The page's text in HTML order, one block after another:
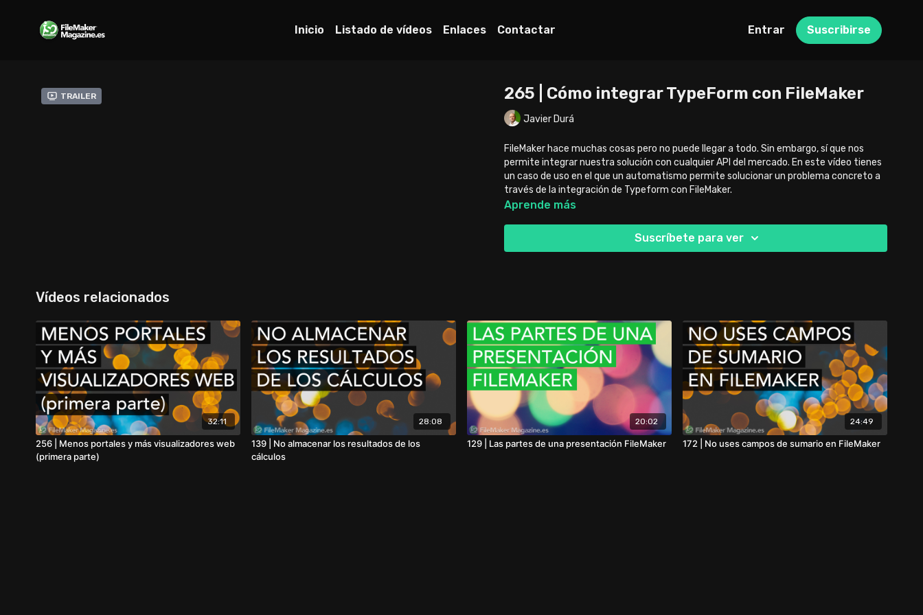
Inicio Listado de vídeos Enlaces Contactar Entrar Suscribirse
Trailer 265 | Cómo integrar TypeForm con FileMaker
Javier Durá
FileMaker hace muchas cosas pero no puede llegar a todo. Sin embargo, sí que nos
permite integrar nuestra solución con cualquier API del mercado. En este vídeo tienes
un caso de uso en el que un automatismo permite solucionar un problema concreto a
través de la integración de Typeform con FileMaker.
Aprende más
Suscríbete para ver
Vídeos relacionados
32:11
256 | Menos portales y más visualizadores web
(primera parte)
28:08
139 | No almacenar los resultados de los
cálculos
20:02
129 | Las partes de una presentación FileMaker
24:49
172 | No uses campos de sumario en FileMaker